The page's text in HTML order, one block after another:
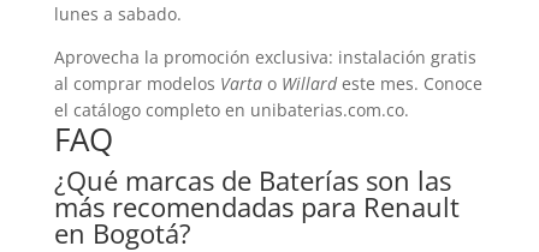
lunes a sabado.
Aprovecha la promoción exclusiva: instalación gratis
al comprar modelos Vartao Willardeste mes. Conoce
el catálogo completo en unibaterias.com.co.
FAQ
¿Qué marcas de Bateríasson las
más recomendadas para Renault
en Bogotá?